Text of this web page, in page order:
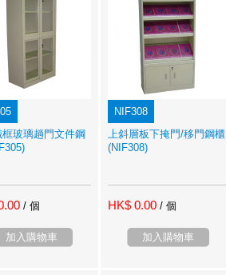
玻璃趟門文件鋼
/ 個
加入購物車
NIF308
上斜層板下掩門/移門鋼櫃
(NIF308)
HK$ 0.00 / 個
加入購物車